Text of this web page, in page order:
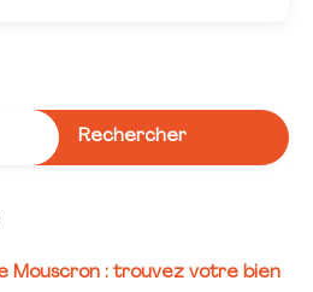
Rechercher
Mouscron : trouvez votre bien